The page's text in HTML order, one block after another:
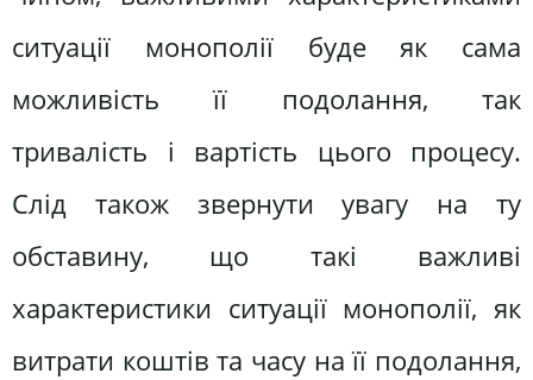
ситуації монополії буде як сама
можливість її подолання, так
тривалість і вартість цього процесу.
Слід також звернути увагу на ту
обставину, що такі важливі
характеристики ситуації монополії, як
витрати коштів та часу на її подолання,